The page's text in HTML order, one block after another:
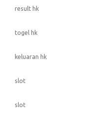
result hk
togel hk
keluaran hk
slot
slot